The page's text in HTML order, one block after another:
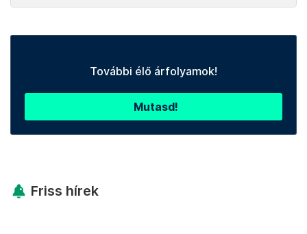
További élő árfolyamok!
Mutasd!
Friss hírek